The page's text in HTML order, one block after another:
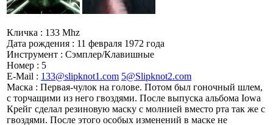
Кличка : 133 Mhz
Дата рождения : 11 февраля 1972 года
Инструмент : Сэмплер/Клавишные
Номер : 5
E-Mail : 133@slipknot1.com 5@Slipknot2.com
Маска : Первая-чулок на голове. Потом был гоночный шлем,
с торчащими из него гвоздями. После выпуска альбома Iowa
Крейг сделал резиновую маску с молнией вместо рта так же с
гвоздями. После этого особых изменений в маске не